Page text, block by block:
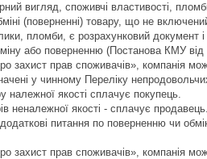
вигляд, споживчі властивості,
(поверненні) товару, що не
пломби, є розрахунковий документ і
або поверненню (Постанова КМУ
захист прав споживачів», компанія
у чинному Переліку
належної якості сплачує покупець.
неналежної якості - сплачує продавець.
питання по поверненню чи
захист прав споживачів», компанія